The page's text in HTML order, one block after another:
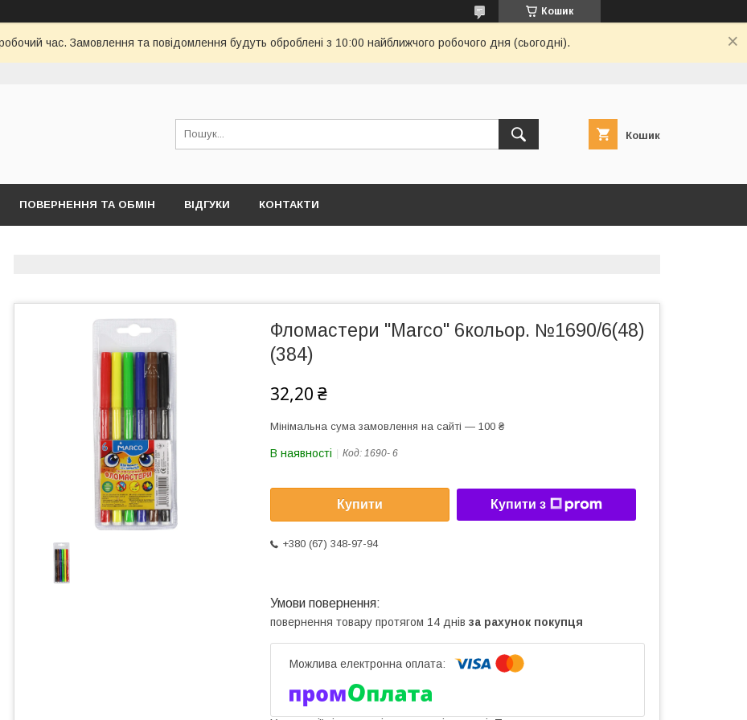
Кошик
час. Замовлення та повідомлення будуть оброблені з 10:00 найближчого робочого дня (сьогодні).
Кошик
ПОВЕРНЕННЯ ТА ОБМІН ВІДГУКИ КОНТАКТИ
Фломастери "Marco" 6кольор. №1690/6(48)
(384)
32,20 ₴
Мінімальна сума замовлення на сайті — 100 ₴
В наявності Код: 1690- 6
Купити Купити з
+380 (67) 348-97-94
повернення товару протягом 14 днів за рахунок покупця